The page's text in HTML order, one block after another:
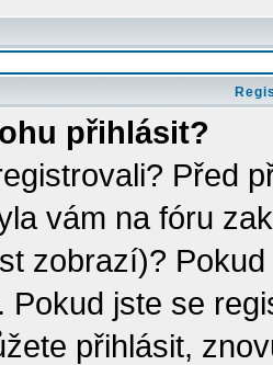
přihlásit?
Před
vám na fóru
zobrazí)?
Pokud jste se
přihlásit,